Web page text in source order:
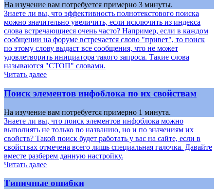
На изучение вам потребуется примерно 3 минуты.
Знаете ли вы, что эффективность полнотекстового поиска
можно значительно увеличить, если исключить из индекса
слова встречающиеся очень часто? Например, если в каждом
сообщении на форуме встречается слово "привет", то поиск
по этому слову выдаст все сообщения, что не может
удовлетворить инициатора такого запроса. Такие слова
называются "СТОП" словами.
Читать далее
Поиск элементов инфоблока по их свойствам
На изучение вам потребуется примерно 1 минута.
Знаете ли вы, что поиск элементов инфоблока можно
выполнять не только по названию, но и по значениям их
свойств? Такой поиск будет работать у вас на сайте, если в
свойствах отмечена всего лишь специальная галочка. Давайте
вместе разберем данную настройку.
Читать далее
Типичные ошибки